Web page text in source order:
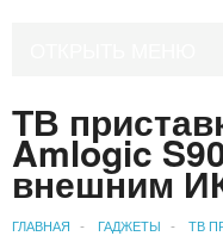
УХОД ЗА ВОЛОСАМИ
ТВ
Amlogic
внешним
ГЛАВНАЯ ГАДЖЕТЫ ТВ